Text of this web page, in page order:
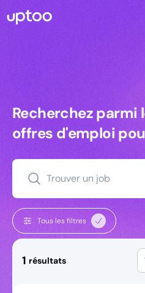
Recherchez parmi
Recherchez parmi
offres d'emploi
Trouver un job
Tous les filtres
1 résultats